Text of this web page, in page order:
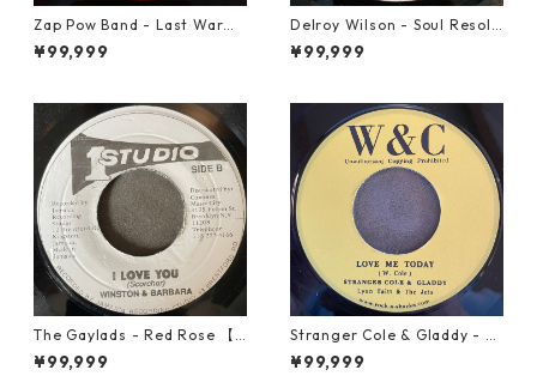
Zap Pow Band - Last War【1
2-50056】
¥99,999
Delroy Wilson - Soul Resolu
tion【7-21935】
¥99,999
The Gaylads - Red Rose 【7
-21853】
¥99,999
Stranger Cole & Gladdy - Lo
ve Me Today【7-21941】
¥99,999